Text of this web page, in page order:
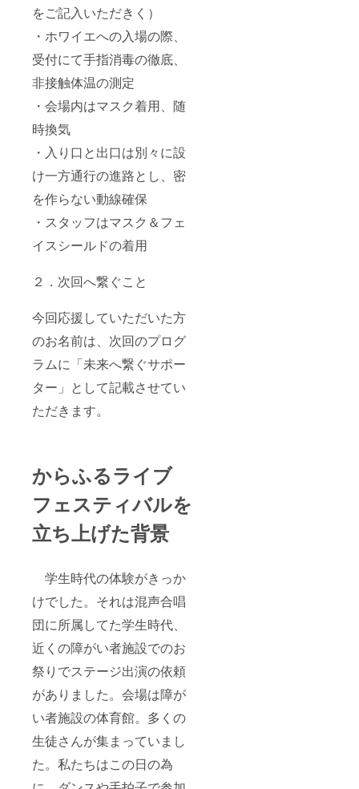
をご記入いただきく）
・ホワイエへの入場の際、
受付にて手指消毒の徹底、
非接触体温の測定
・会場内はマスク着用、随
時換気
・入り口と出口は別々に設
け一方通行の進路とし、密
を作らない動線確保
・スタッフはマスク＆フェ
イスシールドの着用
２．次回へ繋ぐこと
今回応援していただいた方
のお名前は、次回のプログ
ラムに「未来へ繋ぐサポー
ター」として記載させてい
ただきます。
からふるライブ
フェスティバルを
立ち上げた背景
学生時代の体験がきっか
けでした。それは混声合唱
団に所属してた学生時代、
近くの障がい者施設でのお
祭りでステージ出演の依頼
がありました。会場は障が
い者施設の体育館。多くの
生徒さんが集まっていまし
た。私たちはこの日の為